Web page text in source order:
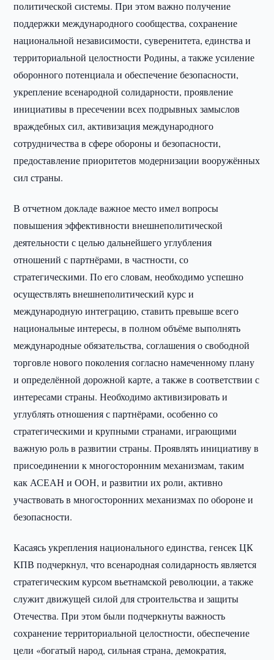
политической системы. При этом важно получение
поддержки международного сообщества, сохранение
национальной независимости, суверенитета, единства и
территориальной целостности Родины, а также усиление
оборонного потенциала и обеспечение безопасности,
укрепление всенародной солидарности, проявление
инициативы в пресечении всех подрывных замыслов
враждебных сил, активизация международного
сотрудничества в сфере обороны и безопасности,
предоставление приоритетов модернизации вооружённых
сил страны.
В отчетном докладе важное место имел вопросы
повышения эффективности внешнеполитической
деятельности с целью дальнейшего углубления
отношений с партнёрами, в частности, со
стратегическими. По его словам, необходимо успешно
осуществлять внешнеполитический курс и
международную интеграцию, ставить превыше всего
национальные интересы, в полном объёме выполнять
международные обязательства, соглашения о свободной
торговле нового поколения согласно намеченному плану
и определённой дорожной карте, а также в соответствии с
интересами страны. Необходимо активизировать и
углублять отношения с партнёрами, особенно со
стратегическими и крупными странами, играющими
важную роль в развитии страны. Проявлять инициативу в
присоединении к многосторонним механизмам, таким
как АСЕАН и ООН, и развитии их роли, активно
участвовать в многосторонних механизмах по обороне и
безопасности.
Касаясь укрепления национального единства, генсек ЦК
КПВ подчеркнул, что всенародная солидарность является
стратегическим курсом вьетнамской революции, а также
служит движущей силой для строительства и защиты
Отечества. При этом были подчеркнуты важность
сохранение территориальной целостности, обеспечение
цели «богатый народ, сильная страна, демократия,